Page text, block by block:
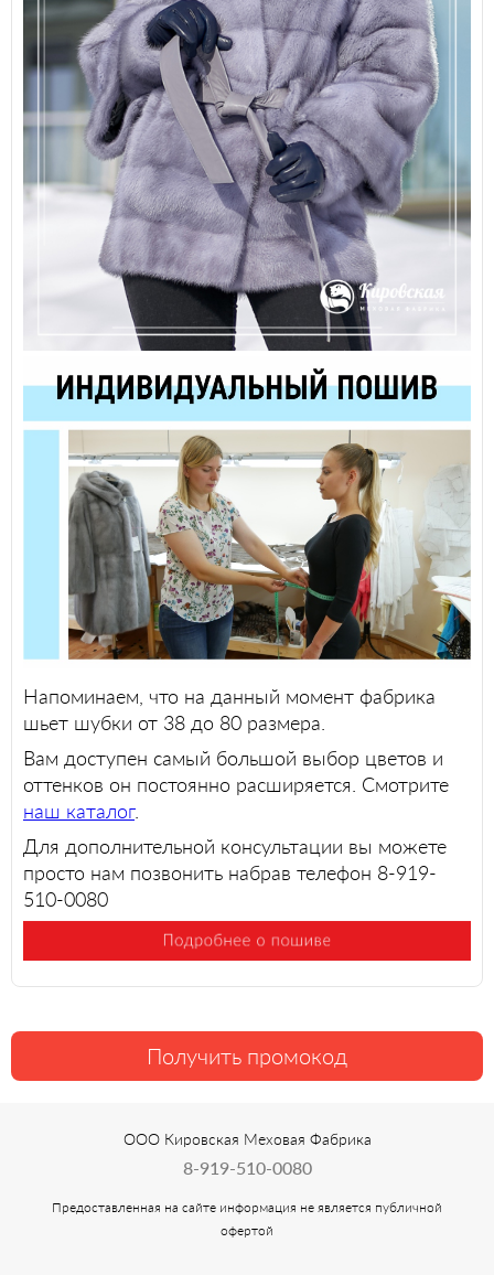
Напоминаем, что на данный момент фабрика
шьет шубки от 38 до 80 размера.
Вам доступен самый большой выбор цветов и
оттенков он постоянно расширяется. Смотрите
наш каталог.
Для дополнительной консультации вы можете
просто нам позвонить набрав телефон 8-919-
510-0080
Получить промокод
ООО Кировская Меховая Фабрика
8-919-510-0080
Предоставленная на сайте информация не является публичной
офертой